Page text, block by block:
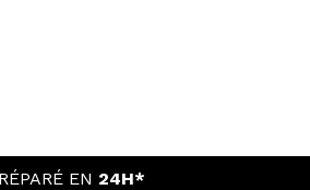
EN 24H*